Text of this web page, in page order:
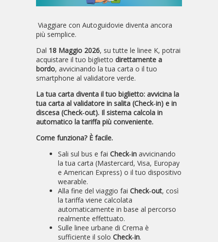
Viaggiare con Autoguidovie diventa ancora
più semplice.
Dal 18 Maggio 2026, su tutte le linee K, potrai
acquistare il tuo biglietto direttamente a
bordo, avvicinando la tua carta o il tuo
smartphone al validatore verde.
La tua carta diventa il tuo biglietto: avvicina la
tua carta al validatore in salita (Check‑in) e in
discesa (Check‑out). Il sistema calcola in
automatico la tariffa più conveniente.
Come funziona? È facile.
Sali sul bus e fai Check‑in avvicinando
la tua carta (Mastercard, Visa, Europay
e American Express) o il tuo dispositivo
wearable.
Alla fine del viaggio fai Check‑out, così
la tariffa viene calcolata
automaticamente in base al percorso
realmente effettuato.
Sulle linee urbane di Crema è
sufficiente il solo Check‑in.